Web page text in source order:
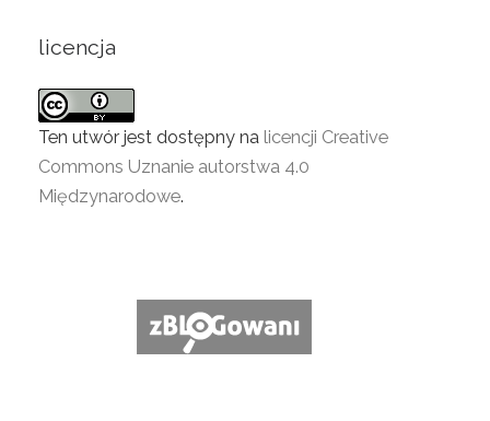
licencja
Ten utwór jest dostępny na licencji Creative
Commons Uznanie autorstwa 4.0
Międzynarodowe.